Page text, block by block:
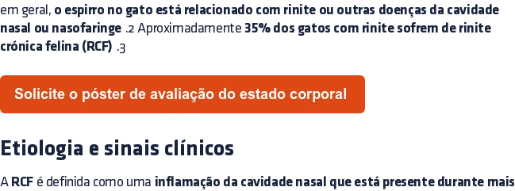
em geral, o espirro no gato está relacionado com rinite ou outras doenças da cavidade
nasal ou nasofaringe .2 Aproximadamente 35% dos gatos com rinite sofrem de rinite
crónica felina (RCF) .3
Etiologia e sinais clínicos
A RCF é definida como uma inflamação da cavidade nasal que está presente durante mais